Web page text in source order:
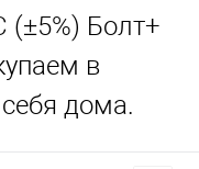
(±5%) Болт+
в
дома.